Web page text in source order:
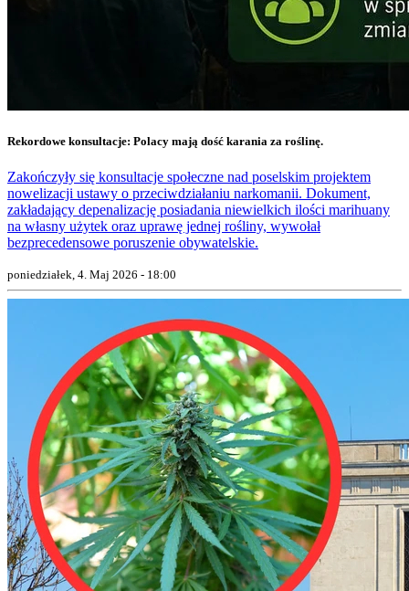
Rekordowe konsultacje: Polacy mają dość karania za roślinę.
Zakończyły się konsultacje społeczne nad poselskim projektem
nowelizacji ustawy o przeciwdziałaniu narkomanii. Dokument,
zakładający depenalizację posiadania niewielkich ilości marihuany
na własny użytek oraz uprawę jednej rośliny, wywołał
bezprecedensowe poruszenie obywatelskie.
poniedziałek, 4. Maj 2026 - 18:00